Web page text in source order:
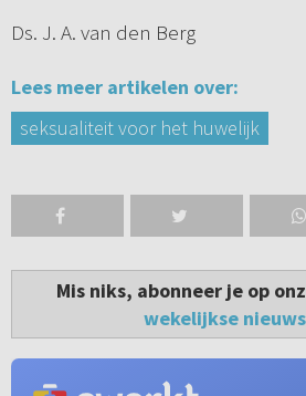
Ds. J. A. van den Berg
Lees meer artikelen over:
seksualiteit voor het huwelijk
Mis niks, abonneer je op
wekelijkse